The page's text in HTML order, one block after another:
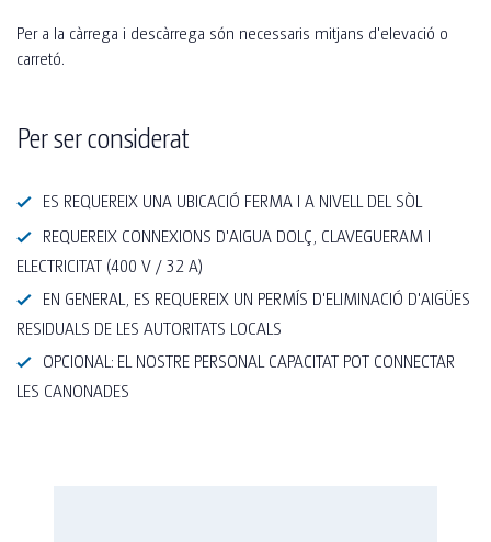
Per a la càrrega i descàrrega són necessaris mitjans d'elevació o
carretó.
Per ser considerat
ES REQUEREIX UNA UBICACIÓ FERMA I A NIVELL DEL SÒL
REQUEREIX CONNEXIONS D'AIGUA DOLÇ, CLAVEGUERAM I
ELECTRICITAT (400 V / 32 A)
EN GENERAL, ES REQUEREIX UN PERMÍS D'ELIMINACIÓ D'AIGÜES
RESIDUALS DE LES AUTORITATS LOCALS
OPCIONAL: EL NOSTRE PERSONAL CAPACITAT POT CONNECTAR
LES CANONADES